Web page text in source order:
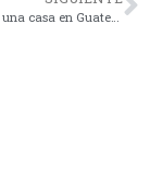
¿Cómo comprar una casa en Guatemala?